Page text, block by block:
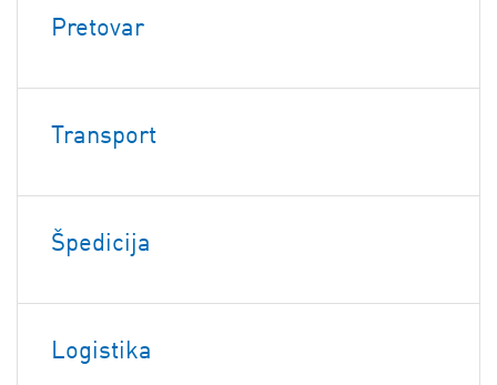
Pretovar
Transport
Špedicija
Logistika